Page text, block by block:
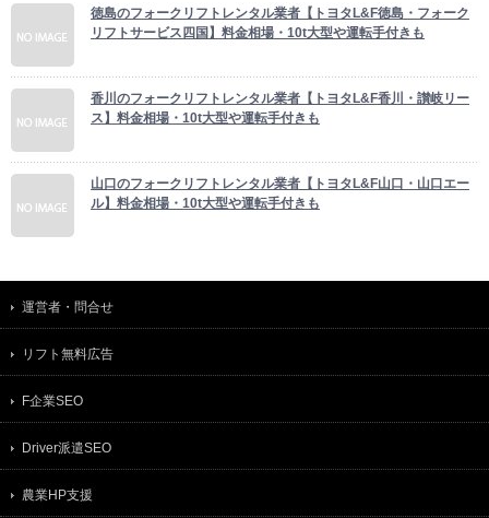
徳島のフォークリフトレンタル業者【トヨタL&F徳島・フォーク
リフトサービス四国】料金相場・10t大型や運転手付きも
香川のフォークリフトレンタル業者【トヨタL&F香川・讃岐リー
ス】料金相場・10t大型や運転手付きも
山口のフォークリフトレンタル業者【トヨタL&F山口・山口エー
ル】料金相場・10t大型や運転手付きも
運営者・問合せ
リフト無料広告
F企業SEO
Driver派遣SEO
農業HP支援